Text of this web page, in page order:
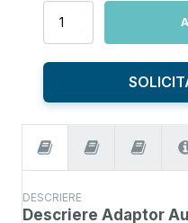
Cantitate
Mavic
DESCRIERE
Descriere Adaptor